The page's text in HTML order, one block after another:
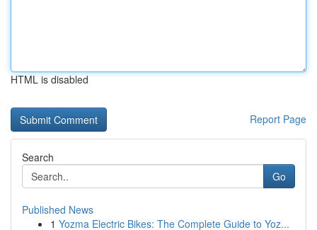
HTML is disabled
Report Page
Search
Go
Published News
1 Yozma Electric Bikes: The Complete Guide to Yoz...